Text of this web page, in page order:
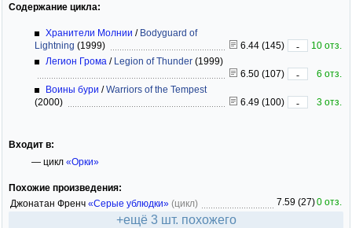
Содержание цикла:
Хранители Молнии / Bodyguard of
Lightning (1999) 6.44 (145) -
10 отз.
Легион Грома / Legion of Thunder (1999)
6.50 (107)
-
6 отз.
Воины бури /Warriors of the Tempest
(2000)
6.49 (100) - 3 отз.
Входит в:
— цикл «Орки»
Похожие произведения:
Джонатан Френч «Серые ублюдки» (цикл) 7.59 (27)0 отз.
+ещё 3 шт. похожего